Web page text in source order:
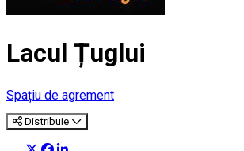
Lacul Țuglui
Spațiu de agrement
Distribuie